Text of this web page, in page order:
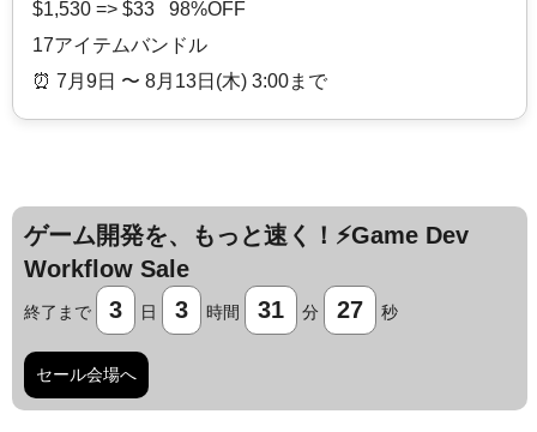
$1,530 => $33 98%OFF
17アイテムバンドル
⏰️ 7月9日 〜 8月13日(木) 3:00まで
ゲーム開発を、もっと速く！⚡️Game Dev
Workflow Sale
終了まで 3 日 3 時間 31 分 26 秒
セール会場へ